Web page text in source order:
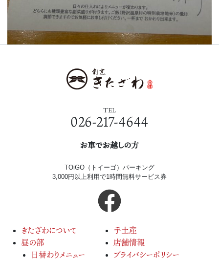
TEL
026-217-4644
お車でお越しの方
TOiGO（トイーゴ）パーキング
3,000円以上利用で1時間無料サービス券
きたざわについて
昼の部
日替わりメニュー
手土産
店舗情報
プライバシーポリシー